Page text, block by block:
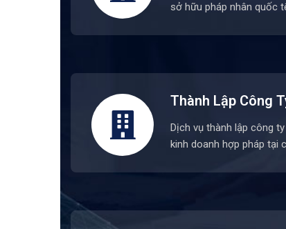
sở hữu pháp nhân quốc
Thành Lập Công
Dịch vụ thành lập công
kinh doanh hợp pháp tại